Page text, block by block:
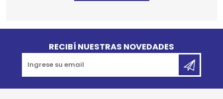
RECIBÍ NUESTRAS NOVEDADES